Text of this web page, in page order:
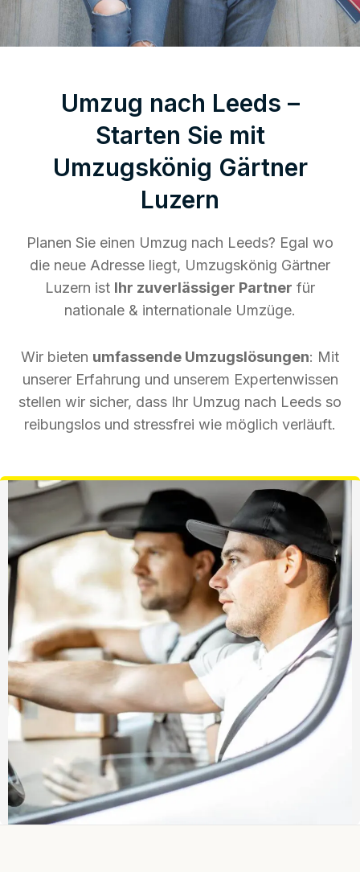
Umzug nach Leeds –
Starten Sie mit
Umzugskönig Gärtner
Luzern
Planen Sie einen Umzug nach Leeds? Egal wo
die neue Adresse liegt, Umzugskönig Gärtner
Luzern ist Ihr zuverlässiger Partner für
nationale & internationale Umzüge.
Wir bieten umfassende Umzugslösungen: Mit
unserer Erfahrung und unserem Expertenwissen
stellen wir sicher, dass Ihr Umzug nach Leeds so
reibungslos und stressfrei wie möglich verläuft.